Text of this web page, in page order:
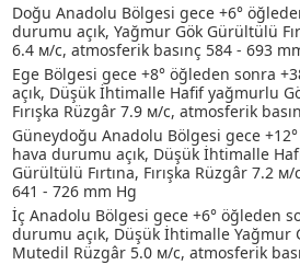
Doğu Anadolu Bölgesi gece +6°
durumu açık, Yağmur Gök Gürültülü
6.4 м/с, atmosferik basınç 584 - 693
Ege Bölgesi gece +8° öğleden sonra
açık, Düşük İhtimalle Hafif yağmurlu
Fırışka Rüzgâr 7.9 м/с, atmosferik
Güneydoğu Anadolu Bölgesi gece
hava durumu açık, Düşük İhtimalle
Gürültülü Fırtına, Fırışka Rüzgâr 7.2
641 - 726 mm Hg
İç Anadolu Bölgesi gece +6° öğleden
durumu açık, Düşük İhtimalle Yağmur
Mutedil Rüzgâr 5.0 м/с, atmosferik